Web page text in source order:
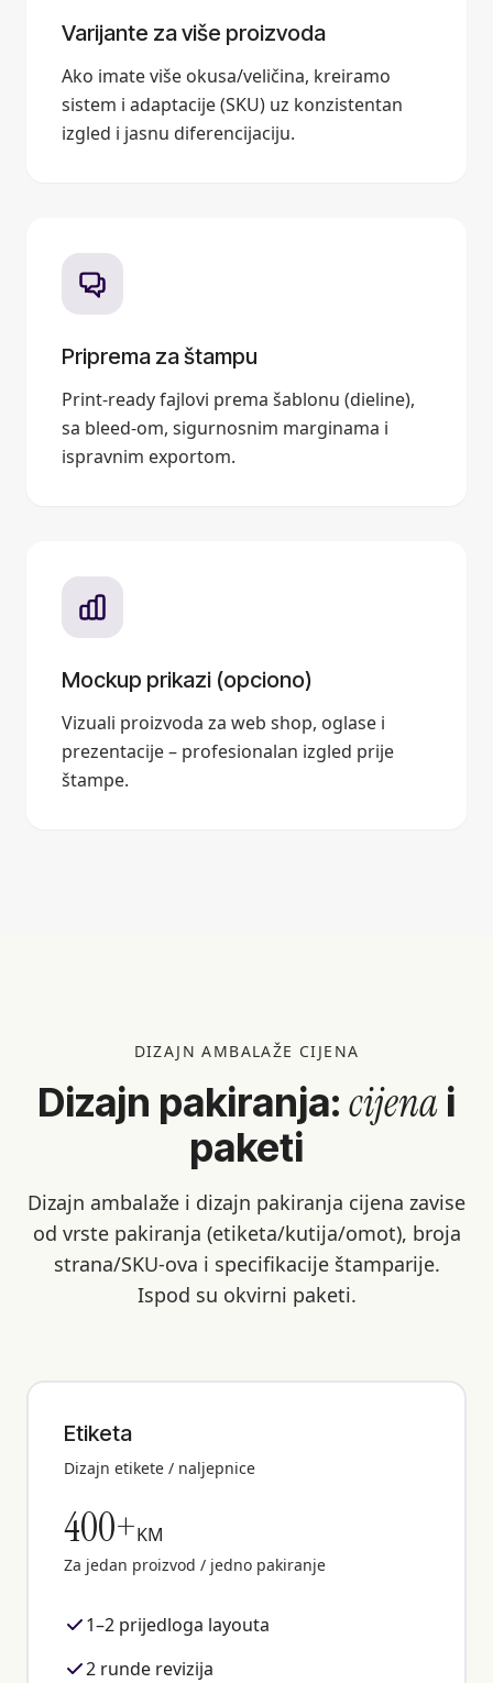
Varijante za više proizvoda
Ako imate više okusa/veličina, kreiramo
sistem i adaptacije (SKU) uz konzistentan
izgled i jasnu diferencijaciju.
Priprema za štampu
Print-ready fajlovi prema šablonu (dieline),
sa bleed-om, sigurnosnim marginama i
ispravnim exportom.
Mockup prikazi (opciono)
Vizuali proizvoda za web shop, oglase i
prezentacije – profesionalan izgled prije
štampe.
DIZAJN AMBALAŽE CIJENA
Dizajn pakiranja: cijena i
paketi
Dizajn ambalaže i dizajn pakiranja cijena zavise
od vrste pakiranja (etiketa/kutija/omot), broja
strana/SKU-ova i specifikacije štamparije.
Ispod su okvirni paketi.
Etiketa
Dizajn etikete / naljepnice
400+KM
Za jedan proizvod / jedno pakiranje
1–2 prijedloga layouta
2 runde revizija